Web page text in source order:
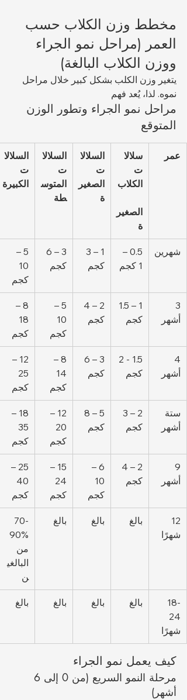
مخطط وزن الكلاب حسب
العمر (مراحل نمو الجراء
ووزن الكلاب البالغة)
يتغير وزن الكلب بشكل كبير خلال مراحل
نموه. لذا، يُعد فهم
مراحل نمو الجراء وتطور الوزن
المتوقع
عمر
سلالا
ت
الكلاب
الصغير
ة
السلالا
ت
الصغير
ة
السلالا
ت
المتوس
طة
السلالا
ت
الكبيرة
شهرين
0.5 –
1 كجم
كجم
كجم
5 –
كجم
أشهر
كجم
كجم
5 –
كجم
8 –
كجم
أشهر
كجم
كجم
8 –
كجم
12 –
كجم
ستة
أشهر
كجم
كجم
12 –
كجم
18 –
كجم
أشهر
كجم
6 –
كجم
15 –
كجم
25 –
كجم
شهرًا
بالغ بالغ بالغ
70-
من
البالغي
ن
18-
شهرًا
بالغ بالغ بالغ بالغ
كيف يعمل نمو الجراء
أشهر)